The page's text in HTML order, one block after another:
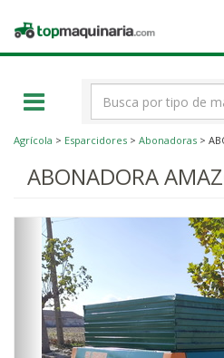
Topmaquinaria.com
Agrícola > Esparcidores > Abonadoras >
ABONADORA